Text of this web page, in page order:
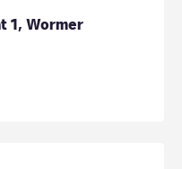
1, Wormer